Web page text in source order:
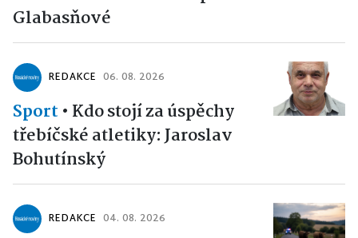
Glabasňové
REDAKCE 06. 08. 2026
Sport • Kdo stojí za úspěchy
třebíčské atletiky: Jaroslav
Bohutínský
REDAKCE 04. 08. 2026